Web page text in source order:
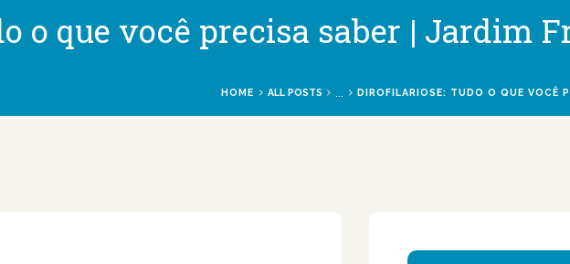
o que você precisa saber | Jardim
HOME ALL POSTS ... DIROFILARIOSE: TUDO O QUE VOCÊ